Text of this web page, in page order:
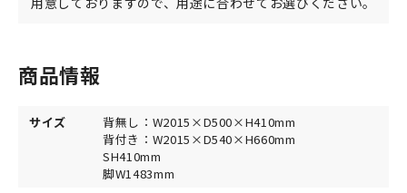
商品情報
サイズ
背無し：W2015×D500×H410mm
背付き：W2015×D540×H660mm
SH410mm
脚W1483mm